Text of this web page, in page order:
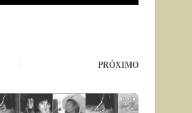
PRÓXIMO